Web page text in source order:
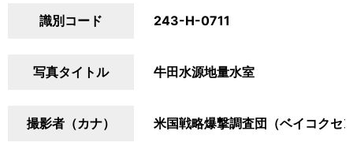
識別コード 243-H-0711
写真タイトル 牛田水源地量水室
撮影者（カナ） 米国戦略爆撃調査団（ベイコクセ